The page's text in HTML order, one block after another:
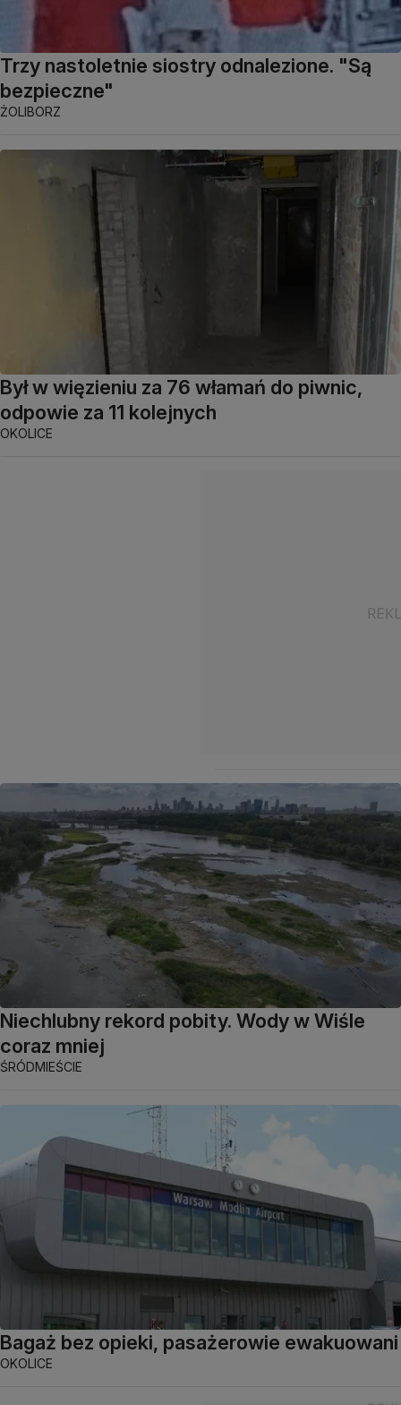
Trzy nastoletnie siostry odnalezione. "Są
bezpieczne"
ŻOLIBORZ
Był w więzieniu za 76 włamań do piwnic,
odpowie za 11 kolejnych
OKOLICE
Niechlubny rekord pobity. Wody w Wiśle
coraz mniej
ŚRÓDMIEŚCIE
Bagaż bez opieki, pasażerowie ewakuowani
OKOLICE